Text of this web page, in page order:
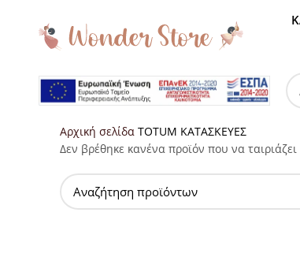
Αρχική σελίδα TOTUM ΚΑΤΑΣΚΕΥΕΣ
Δεν βρέθηκε κανένα προϊόν που να